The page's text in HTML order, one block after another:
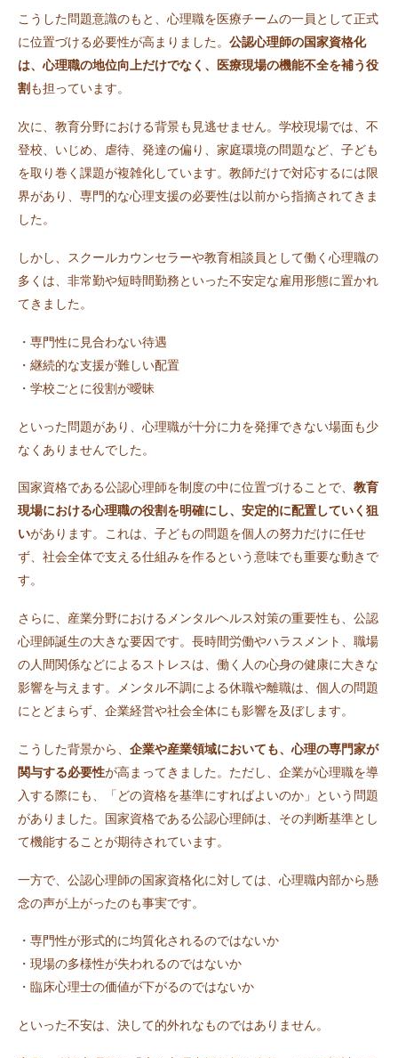
こうした問題意識のもと、心理職を医療チームの一員として正式
に位置づける必要性が高まりました。 公認心理師の国家資格化
は、心理職の地位向上だけでなく、医療現場の機能不全を補う役
割 も担っています。
次に、教育分野における背景も見逃せません。学校現場では、不
登校、いじめ、虐待、発達の偏り、家庭環境の問題など、子ども
を取り巻く課題が複雑化しています。教師だけで対応するには限
界があり、専門的な心理支援の必要性は以前から指摘されてきま
した。
しかし、スクールカウンセラーや教育相談員として働く心理職の
多くは、非常勤や短時間勤務といった不安定な雇用形態に置かれ
てきました。
・専門性に見合わない待遇
・継続的な支援が難しい配置
・学校ごとに役割が曖昧
といった問題があり、心理職が十分に力を発揮できない場面も少
なくありませんでした。
国家資格である公認心理師を制度の中に位置づけることで、 教育
現場における心理職の役割を明確にし、安定的に配置していく狙
いがあります。これは、子どもの問題を個人の努力だけに任せ
ず、社会全体で支える仕組みを作るという意味でも重要な動きで
す。
さらに、産業分野におけるメンタルヘルス対策の重要性も、公認
心理師誕生の大きな要因です。長時間労働やハラスメント、職場
の人間関係などによるストレスは、働く人の心身の健康に大きな
影響を与えます。メンタル不調による休職や離職は、個人の問題
にとどまらず、企業経営や社会全体にも影響を及ぼします。
こうした背景から、 企業や産業領域においても、心理の専門家が
関与する必要性が高まってきました。ただし、企業が心理職を導
入する際にも、「どの資格を基準にすればよいのか」という問題
がありました。国家資格である公認心理師は、その判断基準とし
て機能することが期待されています。
一方で、公認心理師の国家資格化に対しては、心理職内部から懸
念の声が上がったのも事実です。
・専門性が形式的に均質化されるのではないか
・現場の多様性が失われるのではないか
・臨床心理士の価値が下がるのではないか
といった不安は、決して的外れなものではありません。